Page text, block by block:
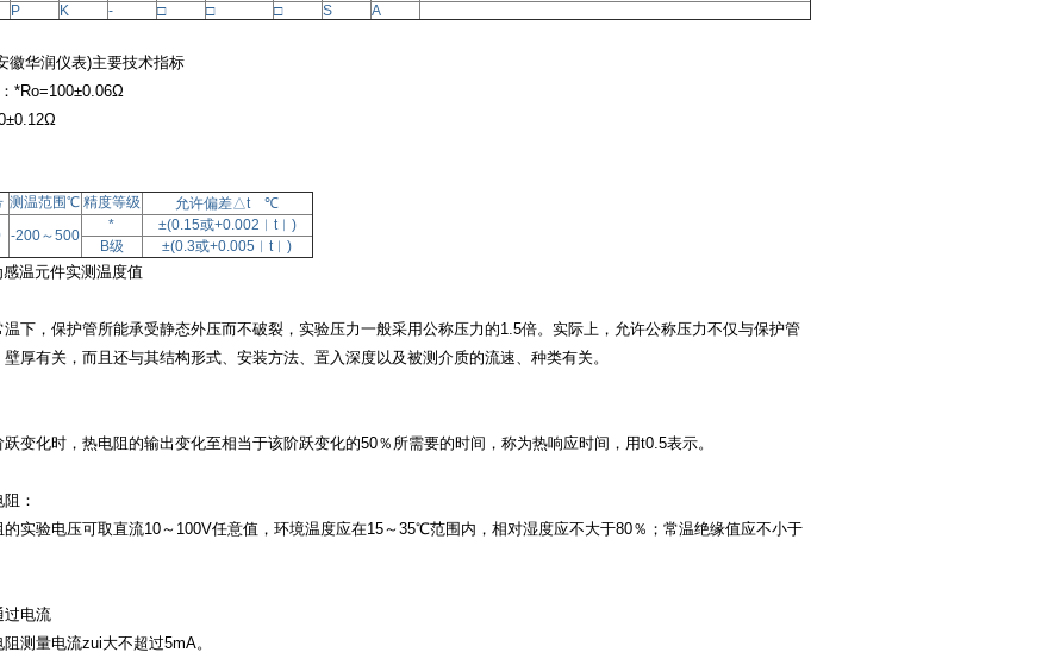
P K - □ □ □ S A
徽华润仪表)主要技术指标
*Ro=100±0.06Ω
测温范围℃ 精度等级 允许偏差△t ℃
-200～500
* ±(0.15或+0.002︱t︱)
B级
±(0.3或+0.005︱t︱)
感温元件实测温度值
下，保护管所能承受静态外压而不破裂，实验压力一般采用公称压力的1.5倍。实际上，允许公称压力不仅与保护管
厚有关，而且还与其结构形式、安装方法、置入深度以及被测介质的流速、种类有关。
变化时，热电阻的输出变化至相当于该阶跃变化的50％所需要的时间，称为热响应时间，用t0.5表示。
：
实验电压可取直流10～100V任意值，环境温度应在15～35℃范围内，相对湿度应不大于80％；常温绝缘值应不小于
过电流
阻测量电流zui大不超过5mA。